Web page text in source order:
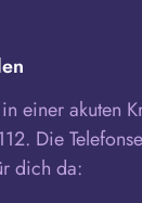
einer akuten
Die
dich da: